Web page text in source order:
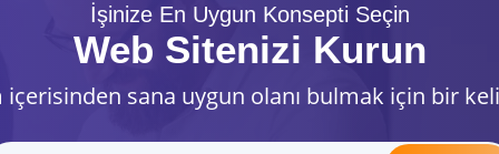
İşinize En Uygun Konsepti Seçin
Web Sitenizi Kurun
içerisinden sana uygun olanı bulmak için bir